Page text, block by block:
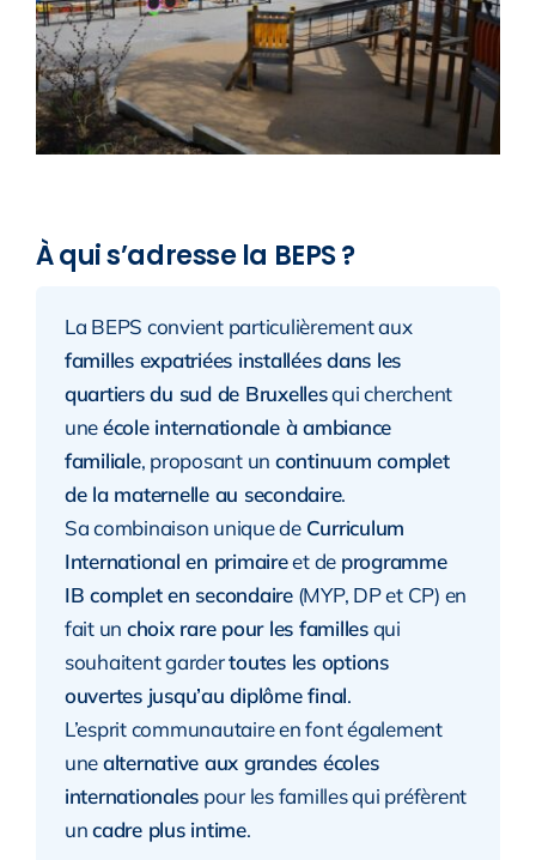
À qui s’adresse la BEPS ?
La BEPS convient particulièrement aux
familles expatriées installées dans les
quartiers du sud de Bruxellesqui cherchent
uneécole internationale à ambiance
familiale, proposant un continuum complet
de la maternelle au secondaire.
Sa combinaison unique de Curriculum
International en primaireet de programme
IB complet en secondaire(MYP, DP et CP) en
fait un choix rare pour les famillesqui
souhaitent gardertoutes les options
ouvertes jusqu’au diplôme final.
L’esprit communautaire en font également
unealternative aux grandes écoles
internationales pour les familles qui préfèrent
uncadre plus intime.